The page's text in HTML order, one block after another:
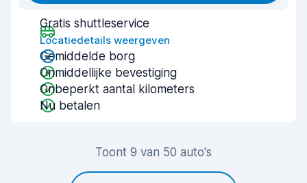
Gratis shuttleservice
Locatiedetails weergeven
Gemiddelde borg
Onmiddellijke bevestiging
Onbeperkt aantal kilometers
Nu betalen
Toont 9 van 50 auto's